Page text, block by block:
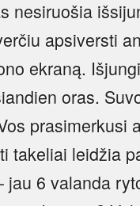
nesiruošia
apsiversti
ekraną.
oras.
prasimerkusi
takeliai leidžia
jau 6 valanda